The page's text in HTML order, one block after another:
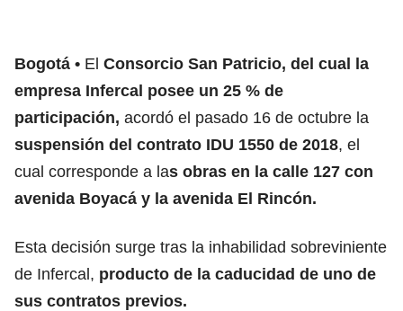
Bogotá El Consorcio San Patricio, del cual la
empresa Infercal posee un 25 % de
participación, acordó el pasado 16 de octubre la
suspensión del contrato IDU 1550 de 2018, el
cual corresponde a las obras en la calle 127 con
avenida Boyacá y la avenida El Rincón.
Esta decisión surge tras la inhabilidad sobreviniente
de Infercal, producto de la caducidad de uno de
sus contratos previos.